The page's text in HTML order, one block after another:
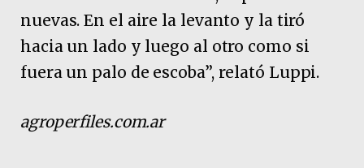
nuevas. En el aire la levanto y la tiró
hacia un lado y luego al otro como si
fuera un palo de escoba”, relató Luppi.
agroperfiles.com.ar